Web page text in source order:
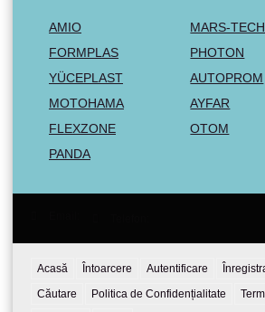
AMIO
MARS-TECH
FORMPLAS
PHOTON
YÜCEPLAST
AUTOPROM
MOTOHAMA
AYFAR
FLEXZONE
OTOM
PANDA
Acasă Întoarcere Autentificare
Căutare
Politica de Confidențialitate